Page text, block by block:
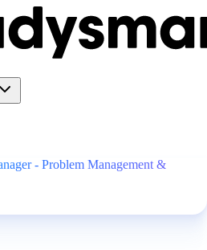
- Problem Management &